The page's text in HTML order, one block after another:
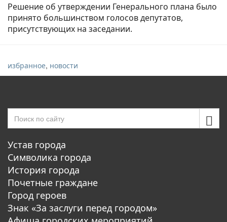
Решение об утверждении Генерального плана было
принято большинством голосов депутатов,
присутствующих на заседании.
избранное, новости
Устав города
Символика города
История города
Почетные граждане
Город героев
Знак «За заслуги перед городом»